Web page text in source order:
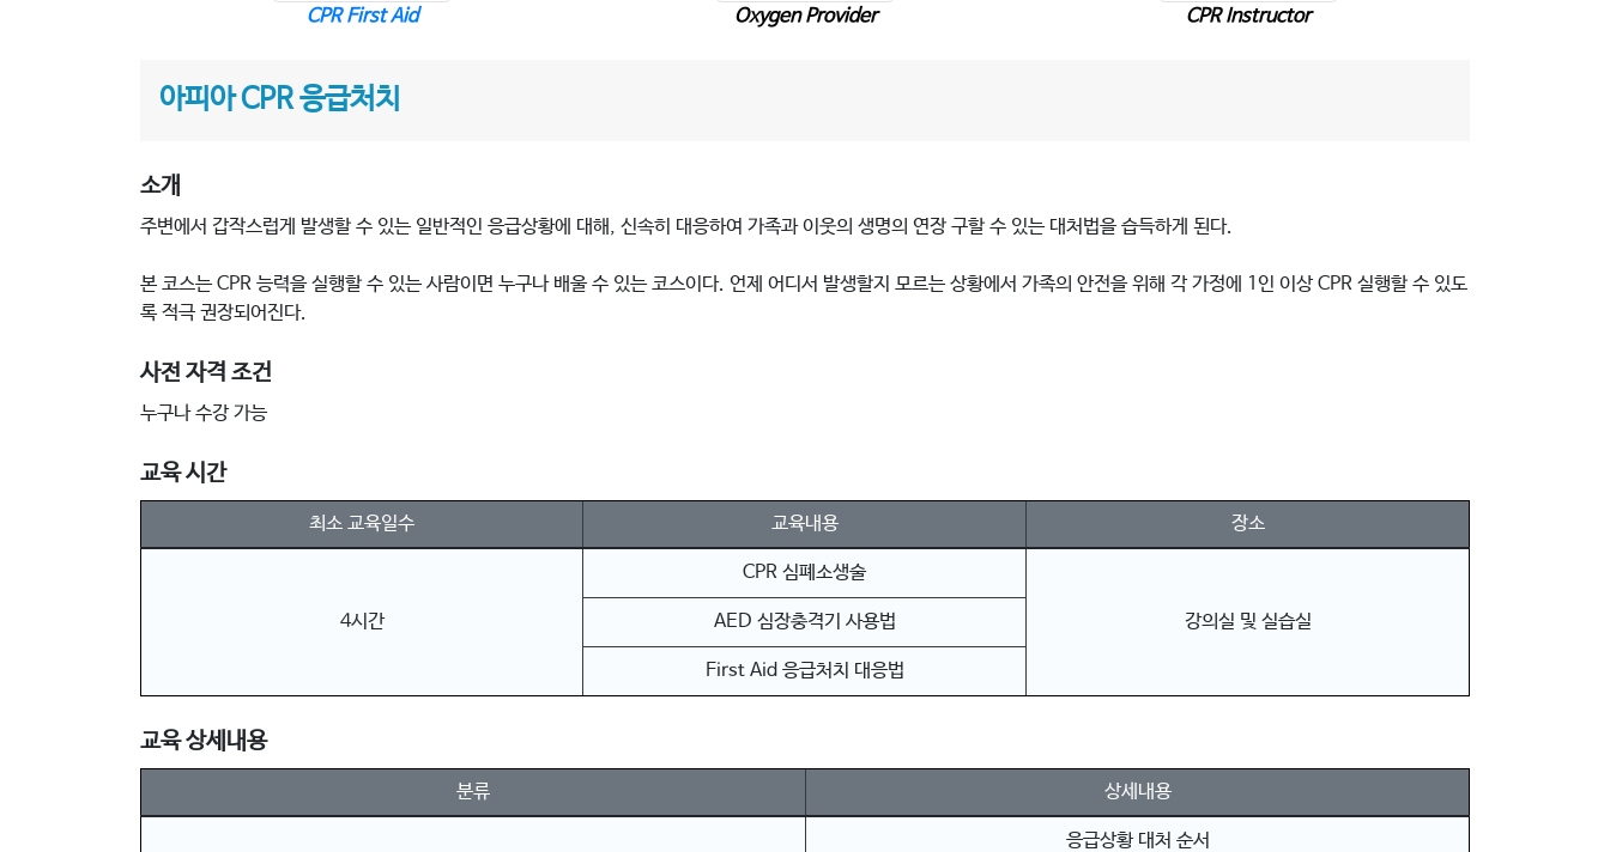
CPR First Aid Oxygen Provider CPR Instructor
아피아 CPR 응급처치
소개
주변에서 갑작스럽게 발생할 수 있는 일반적인 응급상황에 대해, 신속히 대응하여 가족과 이웃의 생명의 연장 구할 수 있는 대처법을 습득하게 된다.
본 코스는 CPR 능력을 실행할 수 있는 사람이면 누구나 배울 수 있는 코스이다. 언제 어디서 발생할지 모르는 상황에서 가족의 안전을 위해 각 가정에 1인 이상 CPR 실행할 수 있도
록 적극 권장되어진다.
사전 자격 조건
누구나 수강 가능
교육 시간
최소 교육일수 교육내용 장소
4시간
CPR 심폐소생술
강의실 및 실습실
AED 심장충격기 사용법
First Aid 응급처치 대응법
교육 상세내용
분류 상세내용
응급상황 대처 순서